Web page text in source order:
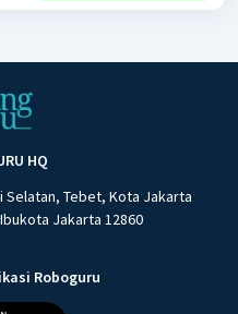
HQ
Selatan, Tebet, Kota Jakarta
Jakarta 12860
Roboguru